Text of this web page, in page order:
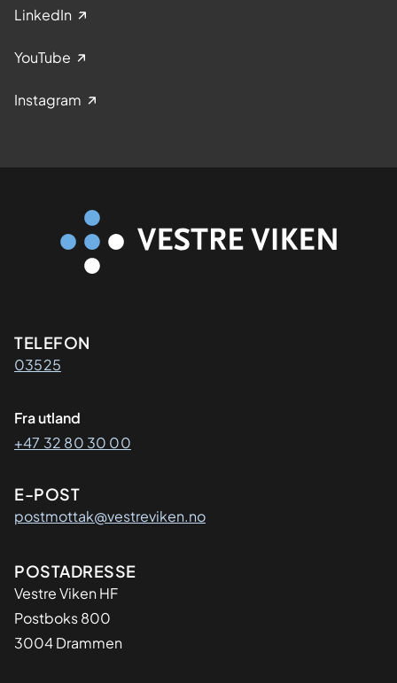
LinkedIn
YouTube
Instagram
Kontaktinformasjon
TELEFON
03525
Fra utland
+47 32 80 30 00
E-POST
postmottak@vestreviken.no
Adresse
POSTADRESSE
Vestre Viken HF
Postboks 800
3004 Drammen